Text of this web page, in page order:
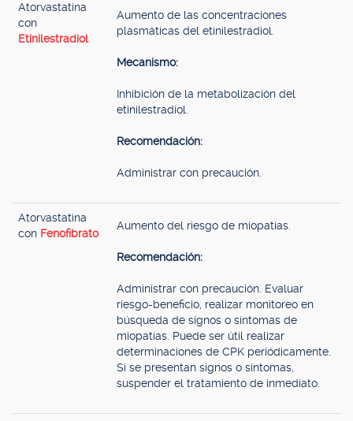
Atorvastatina
con
Etinilestradiol
Aumento de las concentraciones
plasmáticas del etinilestradiol.
Mecanismo:
Inhibición de la metabolización del
etinilestradiol.
Recomendación:
Administrar con precaución.
Atorvastatina
con Fenofibrato
Aumento del riesgo de miopatías.
Recomendación:
Administrar con precaución. Evaluar
riesgo-beneficio, realizar monitoreo en
búsqueda de signos o síntomas de
miopatías. Puede ser útil realizar
determinaciones de CPK periódicamente.
Si se presentan signos o síntomas,
suspender el tratamiento de inmediato.